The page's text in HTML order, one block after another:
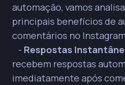
automação, vamos
principais benefícios de
comentários no
- Respostas
recebem respostas
imediatamente após